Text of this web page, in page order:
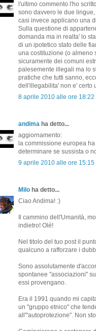
l'ultimo commento l'ho
sono davvero le due
casi invece applicano una
Sulla questione di
domanda ma in realta' lo
di un ipotetico stato delle
una costituzione (o almeno
sicuramente dei comuni
palesemente illegali ma lo
pratiche che tutti sanno,
dell'illegabilita' non e' certo
8 aprile 2010 alle ore 18:22
andima ha detto...
aggiornamento:
la commissione europea
determinare se sussista o
9 aprile 2010 alle ore 15:15
Milo ha detto...
Ciao Andima! :)
Il cammino dell'Umanità,
indietro! Olé!
Nel titolo del tuo post il
qualcuno a rafforzare i
Sono assolutamente
spontanee "associazioni"
essi provengano.
Era il 1991 quando mi
un "gruppo etnico" che
all'"autoprotezione". Non